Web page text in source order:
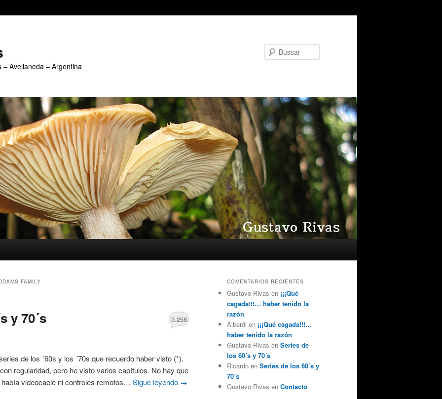
Avellaneda – Argentina
FAMILY
y 70´s 3.258
de los ´60s y los ´70s que recuerdo haber visto (*).
regularidad, pero he visto varios capítulos. No hay que
videocable ni controles remotos… Sigue leyendo →
COMENTARIOS RECIENTES
Gustavo Rivas en ¡¡¡Qué
cagada!!!… haber tenido la
razón
Alberdi en ¡¡¡Qué cagada!!!…
haber tenido la razón
Gustavo Rivas en Series de
los 60´s y 70´s
Ricardo en Series de los 60´s y
70´s
Gustavo Rivas en Contacto